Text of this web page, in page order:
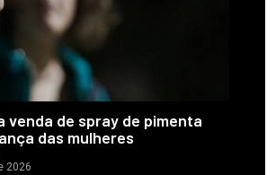
venda de spray de pimenta
das mulheres
2026